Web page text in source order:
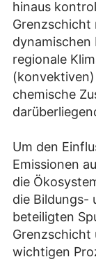
hinaus
Grenzschicht
dynamischen
regionale
chemische
Um den
Emissionen
die
die Bildungs-
beteiligten
Grenzschicht
wichtigen